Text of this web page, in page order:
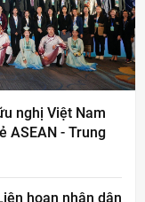
nghị Việt Nam
ASEAN - Trung
hoan nhân dân